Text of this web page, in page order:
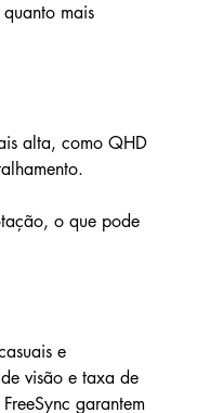
mais
alta, como QHD
o que pode
e
visão e taxa de
garantem